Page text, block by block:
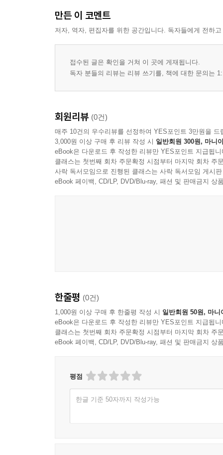
만든 이 코멘트
저자, 역자, 편집자를 위한 공간입니다. 독자들에게 전하
접수된 글은 확인을 거쳐 이 곳에 게재됩니다.
독자 분들의 리뷰는 리뷰 쓰기를, 책에 대한 문의는
회원리뷰 (0건)
매주 10건의 우수리뷰를 선정하여 YES포인트 3만원을 드
3,000원 이상 구매 후 리뷰 작성 시 일반회원 300원, 마니
eBook은 다운로드 후 작성한 리뷰만 YES포인트 지급됩니
클래스는 첫번째 회차 주문확정 시점부터 마지막 회차 주
사락 독서모임으로 진행된 클래스는 사락 독서모임 게시
eBook 페이백, CD/LP, DVD/Blu-ray, 패션 및 판매금지 상
한줄평 (0건)
1,000원 이상 구매 후 한줄평 작성 시 일반회원 50원, 마니
eBook은 다운로드 후 작성한 리뷰만 YES포인트 지급됩니
클래스는 첫번째 회차 주문확정 시점부터 마지막 회차 주
eBook 페이백, CD/LP, DVD/Blu-ray, 패션 및 판매금지 상
평점
한글 기준 50자까지 작성가능